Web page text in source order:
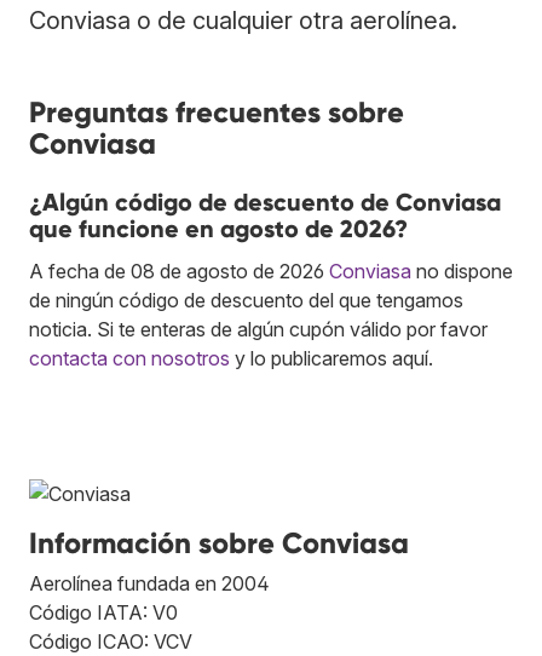
Conviasa o de cualquier otra aerolínea.
Preguntas frecuentes sobre
Conviasa
¿Algún código de descuento de Conviasa
que funcione en agosto de 2026?
A fecha de 08 de agosto de 2026 Conviasa no dispone
de ningún código de descuento del que tengamos
noticia. Si te enteras de algún cupón válido por favor
contacta con nosotros y lo publicaremos aquí.
Información sobre Conviasa
Aerolínea fundada en 2004
Código IATA: V0
Código ICAO: VCV